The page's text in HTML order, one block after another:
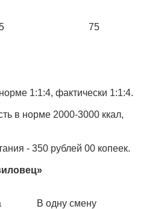
75
1:1:4, фактически 1:1:4.
в норме 2000-3000 ккал,
- 350 рублей 00 копеек.
В одну смену